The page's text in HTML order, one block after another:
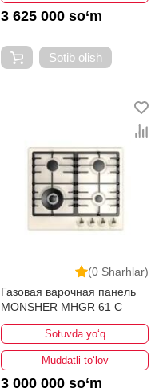
3 625 000 so‘m
Sotib olish
(0 Sharhlar)
Газовая варочная панель
MONSHER MHGR 61 C
Sotuvda yo‘q
Muddatli to‘lov
3 000 000 so‘m